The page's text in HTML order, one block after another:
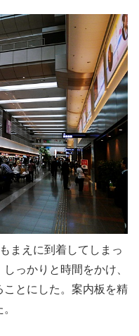
まえに到着してしまっ
っかりと時間をかけ、
とにした。案内板を精